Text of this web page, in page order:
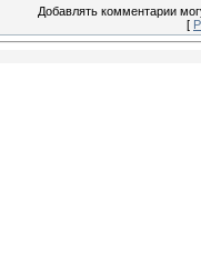
Добавлять комментарии
[